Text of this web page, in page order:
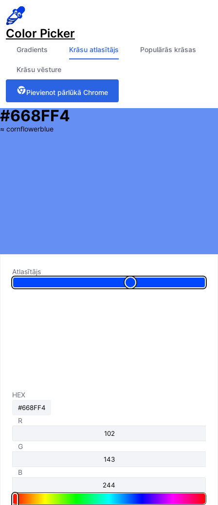
Color Picker
Gradients Krāsu atlasītājs Populārās krāsas
Krāsu vēsture
Pievienot pārlūkā Chrome
#668FF4
≈ cornflowerblue
Atlasītājs
HEX
R
G
B